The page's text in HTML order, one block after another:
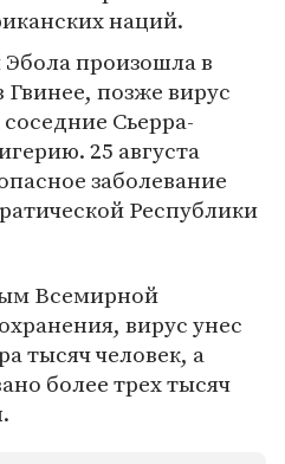
наций.
произошла в
Гвинее, позже вирус
Сьерра-
25 августа
заболевание
Республики
Всемирной
вирус унес
тысяч человек, а
более трех тысяч